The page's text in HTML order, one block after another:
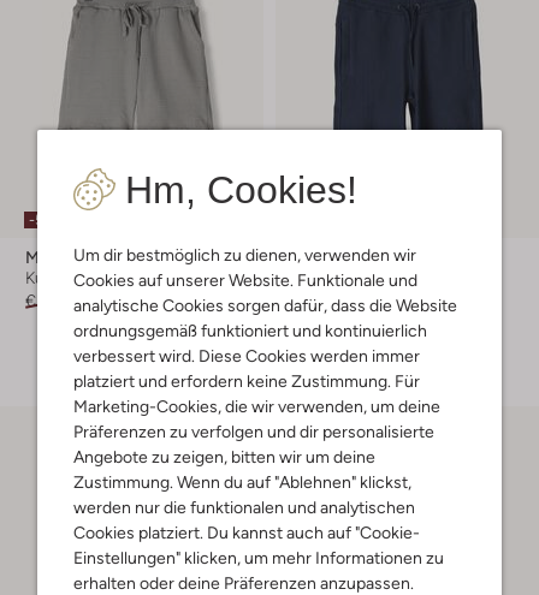
Hm, Cookies!
Um dir bestmöglich zu dienen, verwenden wir
Cookies auf unserer Website. Funktionale und
analytische Cookies sorgen dafür, dass die Website
ordnungsgemäß funktioniert und kontinuierlich
verbessert wird. Diese Cookies werden immer
platziert und erfordern keine Zustimmung. Für
Marketing-Cookies, die wir verwenden, um deine
Präferenzen zu verfolgen und dir personalisierte
Angebote zu zeigen, bitten wir um deine
Zustimmung. Wenn du auf "Ablehnen" klickst,
werden nur die funktionalen und analytischen
Cookies platziert. Du kannst auch auf "Cookie-
Einstellungen" klicken, um mehr Informationen zu
erhalten oder deine Präferenzen anzupassen.
-50%
Mr. Loutre
Kurze Hose
€ 44,99 € 21,99
Ballin
Kurze Hose
€ 69,99 € 41,99
+ mehr farben